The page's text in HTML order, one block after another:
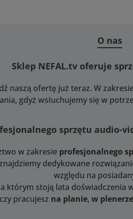
O nas
Sklep NEFAL.tv oferuje
naszą ofertę już teraz. W
gdyż wsłuchujemy się w
sprzętu audio-
w zakresie profesjonalnego
dedykowane
względu na
którym stoją lata doświadczenia
pracujesz na planie, w plenerze